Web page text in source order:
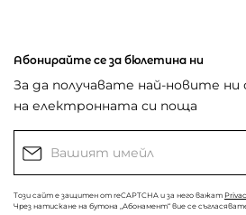
Абонирайте се за бюлетина ни
За да получавате най-новите
на електронната си поща
Този сайт е защитен от reCAPTCHA и за него важат
Чрез натискане на бутона „Абонамент“ вие се